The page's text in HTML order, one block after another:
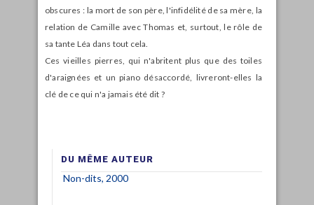
obscures : la mort de son père, l'infidélité de sa mère, la
relation de Camille avec Thomas et, surtout, le rôle de
sa tante Léa dans tout cela.
Ces vieilles pierres, qui n'abritent plus que des toiles
d'araignées et un piano désaccordé, livreront-elles la
clé de ce qui n'a jamais été dit ?
DU MÊME AUTEUR
Non-dits, 2000